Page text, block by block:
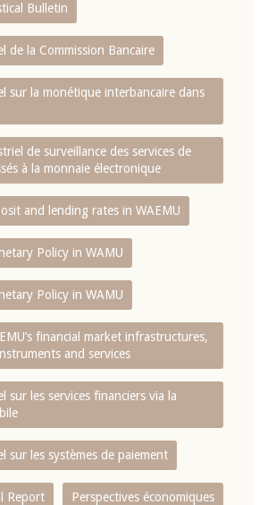
Bulletin
de la Commission Bancaire
sur la monétique interbancaire dans
de surveillance des services de
à la monnaie électronique
and lending rates in WAEMU
Policy in WAMU
Policy in WAMU
financial market infrastructures,
and services
sur les services financiers via la
sur les systèmes de paiement
Report Perspectives économiques